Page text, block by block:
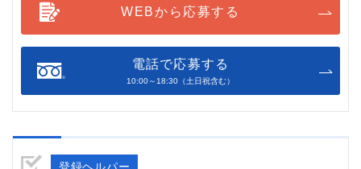
WEBから応募する
電話で応募する
10:00～18:30（土日祝含む）
登録ヘルパー